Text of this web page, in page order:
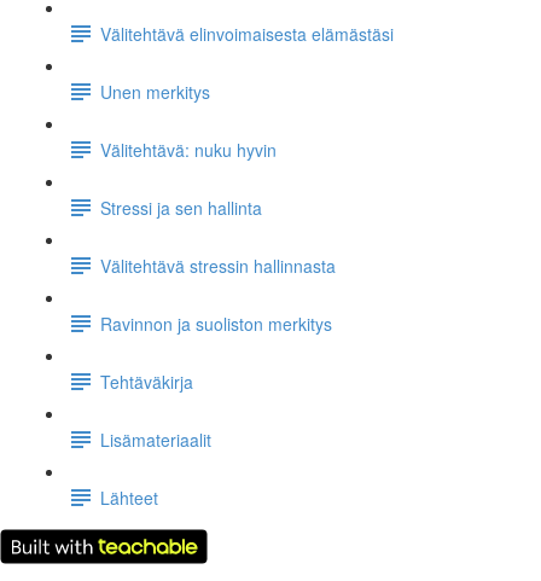
Välitehtävä elinvoimaisesta elämästäsi
Unen merkitys
Välitehtävä: nuku hyvin
Stressi ja sen hallinta
Välitehtävä stressin hallinnasta
Ravinnon ja suoliston merkitys
Tehtäväkirja
Lisämateriaalit
Lähteet